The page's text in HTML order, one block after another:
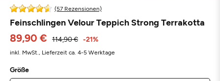
(57 Rezensionen)
Feinschlingen Velour Teppich Strong Terrakotta
89,90 € 114,90 € -21%
inkl. MwSt., Lieferzeit ca. 4-5 Werktage
Größe